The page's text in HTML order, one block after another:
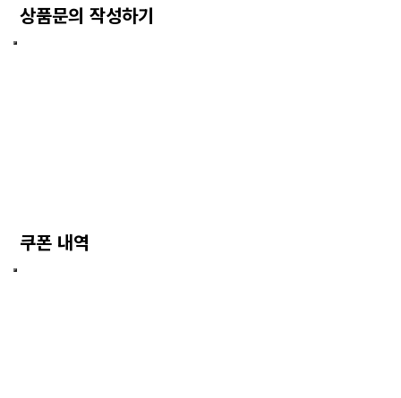
상품문의 작성하기
쿠폰 내역